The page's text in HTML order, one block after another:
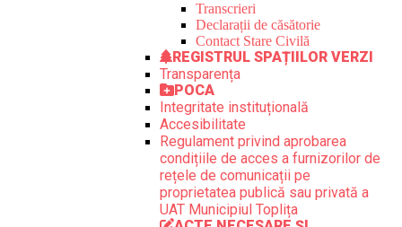
Transcrieri
Declarații de căsătorie
Contact Stare Civilă
REGISTRUL SPAȚIILOR VERZI
Transparența
POCA
Integritate instituțională
Accesibilitate
Regulament privind aprobarea
condițiile de acces a furnizorilor de
rețele de comunicații pe
proprietatea publică sau privată a
UAT Municipiul Toplița